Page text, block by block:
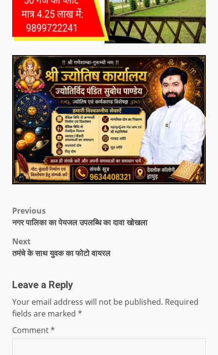
Previous
नगर पालिका का पेयजल उपलब्धि का दावा खोखला
Next
तमंचे के साथ युवक का फोटो वायरल
Leave a Reply
Your email address will not be published. Required
fields are marked *
Comment*